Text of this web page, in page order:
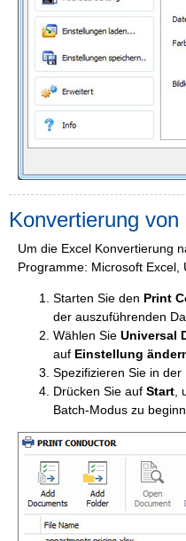
Konvertierung
Um die Excel Konvertierung
Programme: Microsoft
Starten Sie den Print
der auszuführenden
Wählen Sie Universal
auf Einstellung
Spezifizieren Sie in der
Drücken Sie auf Start
Batch-Modus zu